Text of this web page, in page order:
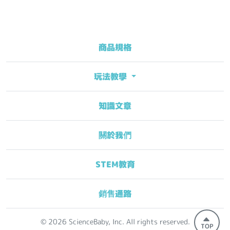
TOP
商品規格
玩法教學
知識文章
關於我們
STEM教育
銷售通路
© 2026 ScienceBaby, Inc. All rights reserved.